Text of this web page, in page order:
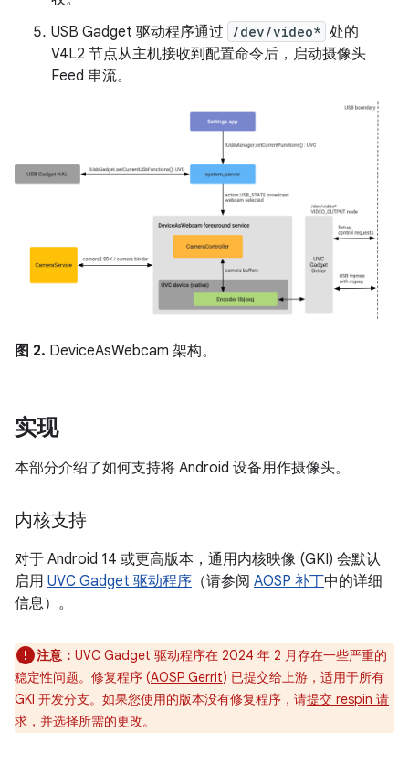
USB Gadget 驱动程序通过
/dev/video* 处的
V4L2 节点从主机接收到配置命令后，启动摄像头
Feed 串流。
图 2. DeviceAsWebcam 架构。
实现
本部分介绍了如何支持将 Android 设备用作摄像头。
内核支持
对于 Android 14 或更高版本，通用内核映像 (GKI) 会默认
启用 UVC Gadget 驱动程序 （请参阅 AOSP 补丁中的详细
信息）。
注意： UVC Gadget 驱动程序在 2024 年 2 月存在一些严重的
稳定性问题。修复程序 (AOSP Gerrit) 已提交给上游，适用于所有
GKI 开发分支。如果您使用的版本没有修复程序，请提交 respin 请
求 ，并选择所需的更改。